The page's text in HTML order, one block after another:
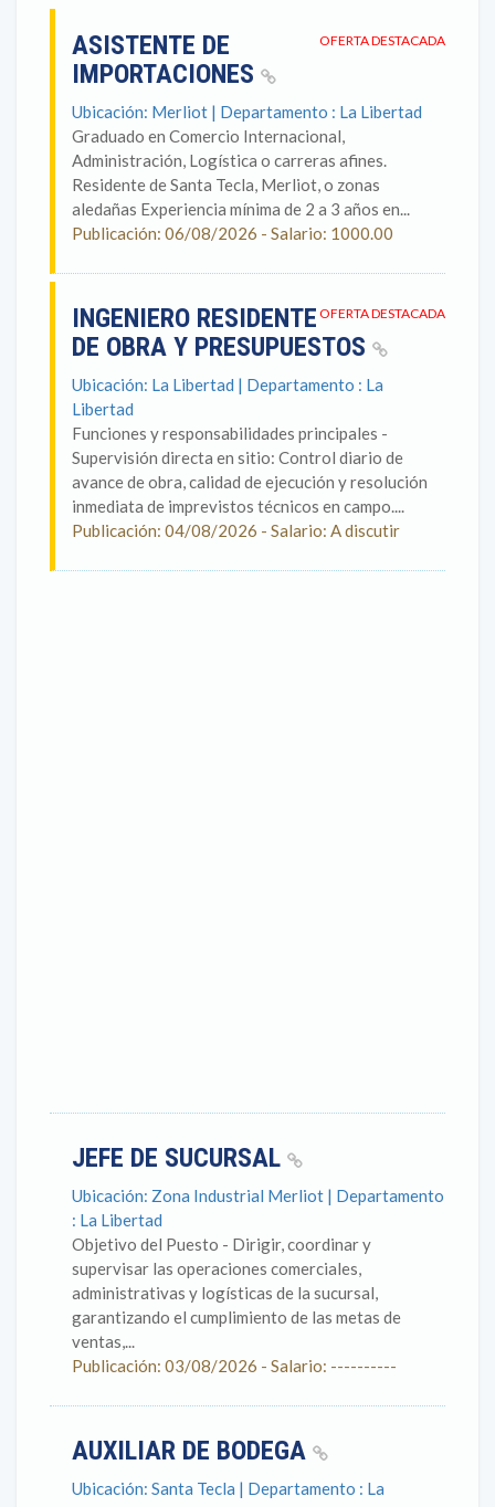
OFERTA DESTACADA
ASISTENTE DE
IMPORTACIONES
Ubicación: Merliot | Departamento : La Libertad
Graduado en Comercio Internacional,
Administración, Logística o carreras afines.
Residente de Santa Tecla, Merliot, o zonas
aledañas Experiencia mínima de 2 a 3 años en...
Publicación: 06/08/2026 - Salario: 1000.00
OFERTA DESTACADA
INGENIERO RESIDENTE
DE OBRA Y PRESUPUESTOS
Ubicación: La Libertad | Departamento : La
Libertad
Funciones y responsabilidades principales -
Supervisión directa en sitio: Control diario de
avance de obra, calidad de ejecución y resolución
inmediata de imprevistos técnicos en campo....
Publicación: 04/08/2026 - Salario: A discutir
JEFE DE SUCURSAL
Ubicación: Zona Industrial Merliot | Departamento
: La Libertad
Objetivo del Puesto - Dirigir, coordinar y
supervisar las operaciones comerciales,
administrativas y logísticas de la sucursal,
garantizando el cumplimiento de las metas de
ventas,...
Publicación: 03/08/2026 - Salario: ----------
AUXILIAR DE BODEGA
Ubicación: Santa Tecla | Departamento : La